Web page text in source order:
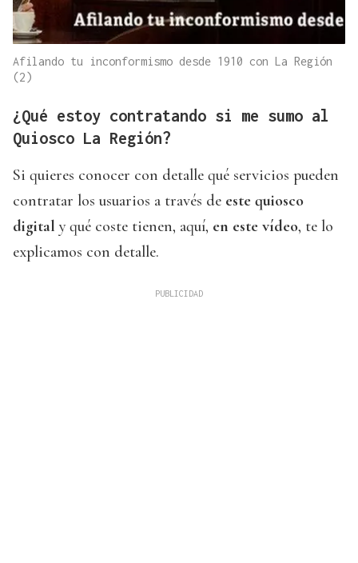
Afilando tu inconformismo desde 1910 con La Región
(2)
¿Qué estoy contratando si me sumo al
Quiosco La Región?
Si quieres conocer con detalle qué servicios pueden
contratar los usuarios a través de este quiosco
digital y qué coste tienen, aquí, en este vídeo, te lo
explicamos con detalle.